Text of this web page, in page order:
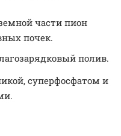
части пион
почек.
полив.
суперфосфатом и